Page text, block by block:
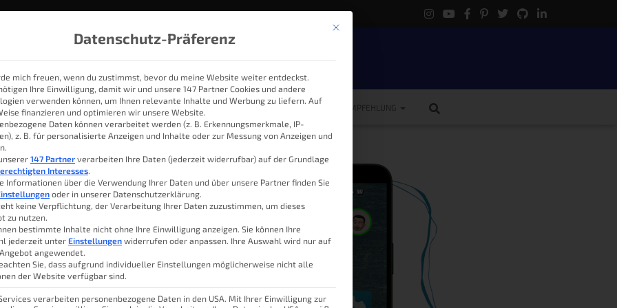
IOBROKER THEMEN KATEGORIEN SMART HOME SYSTEME EMPFEHLUNG
Welt. In dieser Ecke
sondern auch
es um die Magie der
gleich, ob du ein
Mit diesem Button wird der Dialog geschlossen. Seine Funktionalität ist
Datenschutz-Präferenz
mich freuen, wenn du zustimmst, bevor du meine Website weiter entdeckst.
Ihre Einwilligung, damit wir und unsere 147 Partner Cookies und andere
verwenden können, um Ihnen relevante Inhalte und Werbung zu liefern. Auf
finanzieren und optimieren wir unsere Website.
Daten können verarbeitet werden (z. B. Erkennungsmerkmale, IP-
z. B. für personalisierte Anzeigen und Inhalte oder zur Messung von Anzeigen und
147 Partner verarbeiten Ihre Daten (jederzeit widerrufbar) auf der Grundlage
Interesses.
Informationen über die Verwendung Ihrer Daten und über unsere Partner finden Sie
oder in unserer Datenschutzerklärung.
keine Verpflichtung, der Verarbeitung Ihrer Daten zuzustimmen, um dieses
zu nutzen.
bestimmte Inhalte nicht ohne Ihre Einwilligung anzeigen. Sie können Ihre
jederzeit unter Einstellungen widerrufen oder anpassen. Ihre Auswahl wird nur auf
angewendet.
Sie, dass aufgrund individueller Einstellungen möglicherweise nicht alle
der Website verfügbar sind.
verarbeiten personenbezogene Daten in den USA. Mit Ihrer Einwilligung zur